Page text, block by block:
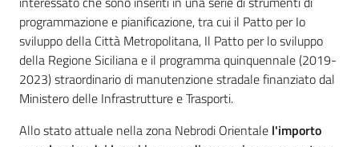
programmazione e pianificazione, tra cui il Patto per Io
sviluppo della Città Metropolitana, Il Patto per lo sviluppo
della Regione Siciliana e il programma quinquennale (2019-
2023) straordinario di manutenzione stradale finanziato dal
Ministero delle Infrastrutture e Trasporti.
Allo stato attuale nella zona Nebrodi Orientale l'importo